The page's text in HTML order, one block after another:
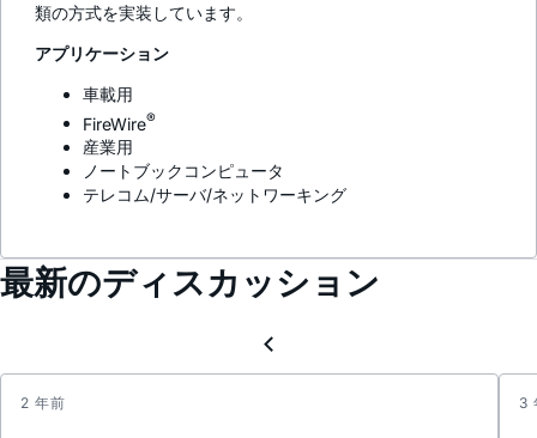
類の方式を実装しています。
アプリケーション
車載用
FireWire®
産業用
ノートブックコンピュータ
テレコム/サーバ/ネットワーキング
最新のディスカッション
2 年前
SPICE
3